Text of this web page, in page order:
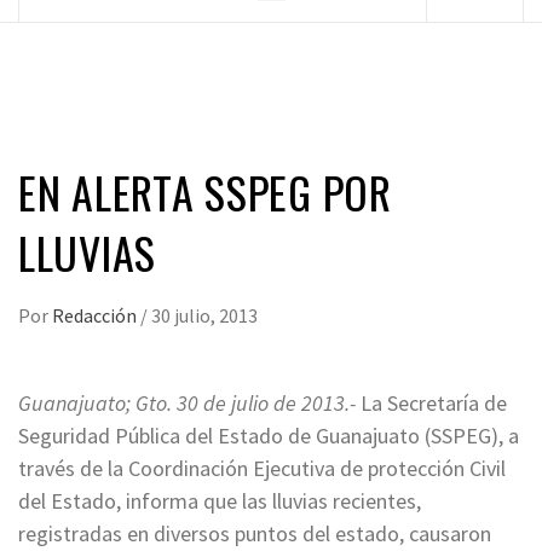
EN ALERTA SSPEG POR
LLUVIAS
Por Redacción / 30 julio, 2013
Guanajuato; Gto. 30 de julio de 2013.- La Secretaría de
Seguridad Pública del Estado de Guanajuato (SSPEG), a
través de la Coordinación Ejecutiva de protección Civil
del Estado, informa que las lluvias recientes,
registradas en diversos puntos del estado, causaron